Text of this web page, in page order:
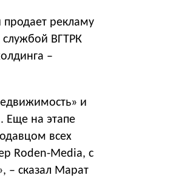
рекламу
службой ВГТРК
–
и
Еще на этапе
всех
Roden-Media, с
– сказал Марат